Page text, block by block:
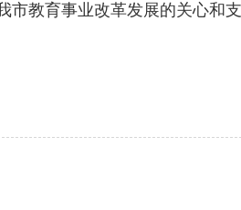
教育事业改革发展的关心和